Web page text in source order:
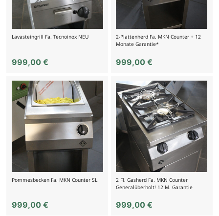
Lavasteingrill Fa. Tecnoinox NEU
999,00 €
2-Plattenherd Fa. MKN Counter + 12
Monate Garantie*
999,00€
Pommesbecken Fa. MKN Counter SL
999,00 €
2 Fl. Gasherd Fa. MKN Counter
Generalüberholt! 12 M. Garantie
999,00€